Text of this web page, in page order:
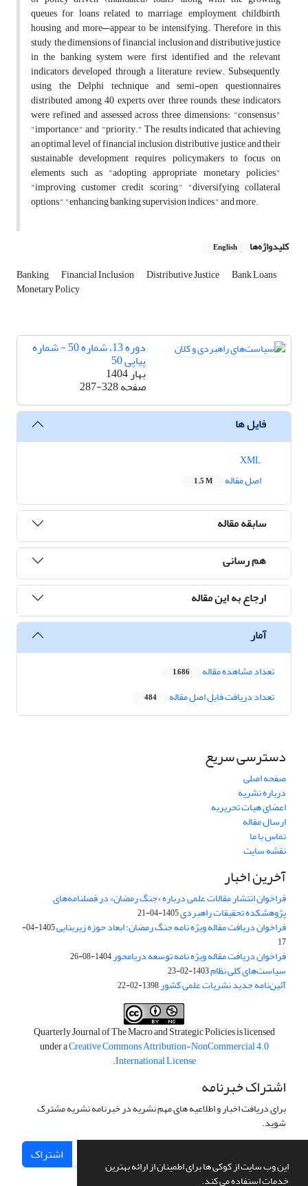
این وب سایت از کوکی ها برای اطمینان از ارائه بهترین
خدمات استفاده می کند.
queues for loans related to marriage, employment, childbirth,
housing, and more—appear to be intensifying. Therefore, in this
study, the dimensions of financial inclusion and distributive justice
in the banking system were first identified and the relevant
indicators developed through a literature review. Subsequently,
using the Delphi technique and semi-open questionnaires
distributed among 40 experts over three rounds, these indicators
were refined and assessed across three dimensions: "consensus,"
"importance," and "priority." The results indicated that achieving
an optimal level of financial inclusion, distributive justice, and their
sustainable development requires policymakers to focus on
elements such as "adopting appropriate monetary policies,"
"improving customer credit scoring," "diversifying collateral
options," "enhancing banking supervision indices," and more.
کلیدواژه‌ها English
Banking Financial Inclusion Distributive Justice Bank Loans
Monetary Policy
دوره 13، شماره 50 - شماره
پیاپی 50
بهار 1404
صفحه287-328
فایل ها
اصل مقاله
1.5 M
سابقه مقاله
هم رسانی
ارجاع به این مقاله
آمار
تعداد مشاهده مقاله 1,686
تعداد دریافت فایل اصل مقاله 484
دسترسی سریع
صفحه اصلی
درباره نشریه
اعضای هیات تحریریه
ارسال مقاله
تماس با ما
نقشه سایت
آخرین اخبار
فراخوان انتشار مقالات علمی درباره «جنگ رمضان» در فصلنامه‌های
پژوهشکده تحقیقات راهبردی1405-04-21
فراخوان دریافت مقاله ویژه نامه جنگ رمضان؛ ابعاد حوزه زیربنایی
1405-04-
17
فراخوان دریافت مقاله ویژه نامه توسعه دریامحور1404-08-26
سیاست‌های کلی نظام1403-02-23
آئین‌نامه جدید نشریات علمی کشور1398-02-22
Quarterly Journal of The Macro and Strategic Policies is licensed
under aCreative Commons Attribution-NonCommercial 4.0
International License
.
اشتراک خبرنامه
برای دریافت اخبار و اطلاعیه های مهم نشریه در خبرنامه نشریه مشترک
شوید.
اشتراک